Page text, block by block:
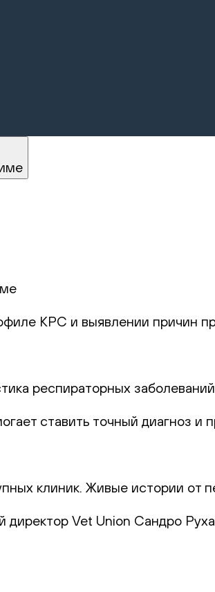
КРС и выявлении причин
респираторных
ставить точный диагноз и
клиник. Живые истории от
Vet Union Сандро